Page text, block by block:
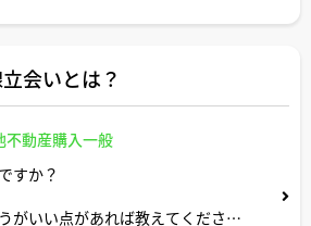
会いとは？
不動産購入一般
すか？
がいい点があれば教えてくださ